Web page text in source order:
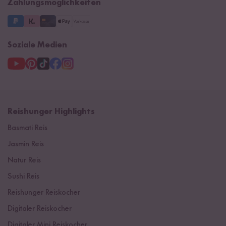
3 Jahre Garantie
Zahlungsmöglichkeiten
Soziale Medien
Reishunger Highlights
Basmati Reis
Jasmin Reis
Natur Reis
Sushi Reis
Reishunger Reiskocher
Digitaler Reiskocher